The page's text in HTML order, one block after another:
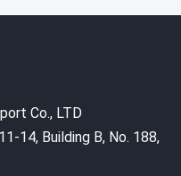
Co., LTD
14, Building B, No. 188,